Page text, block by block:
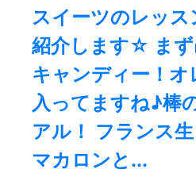
スイーツのレッ
紹介します☆ ま
キャンディー！
入ってますね♪棒
アル！ フランス
マカロンと...